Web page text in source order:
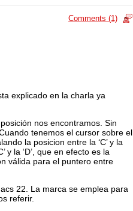
Comments (1)
explicado en la charla ya
nos encontramos. Sin
tenemos el cursor sobre el
la posicion entre la ‘C’ y la
y la ‘D’, que en efecto es la
válida para el puntero entre
22. La marca se emplea para
referir.